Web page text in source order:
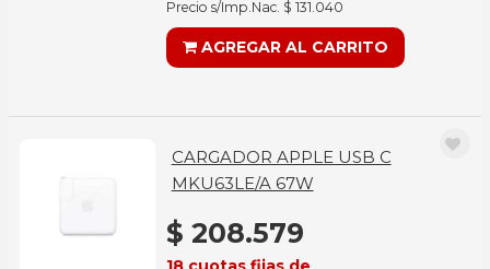
Precio s/Imp.Nac. $ 131.040
AGREGAR AL CARRITO
CARGADOR APPLE USB C
MKU63LE/A 67W
$ 208.579